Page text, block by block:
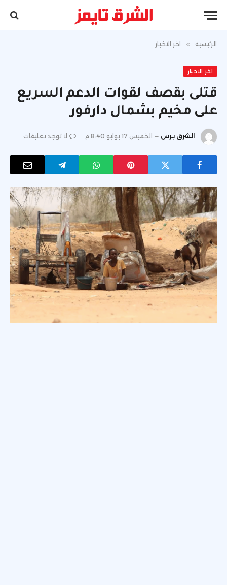
الرئيسية » اخر الاخبار
اخر الاخبار
قتلى بقصف لقوات الدعم السريع
على مخيم بشمال دارفور
الشرق برس الخميس 17 يوليو 8:40 م لا توجد تعليقات